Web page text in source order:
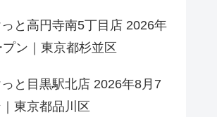
と高円寺南5丁目店 2026年
ン｜東京都杉並区
と目黒駅北店 2026年8月7
東京都品川区